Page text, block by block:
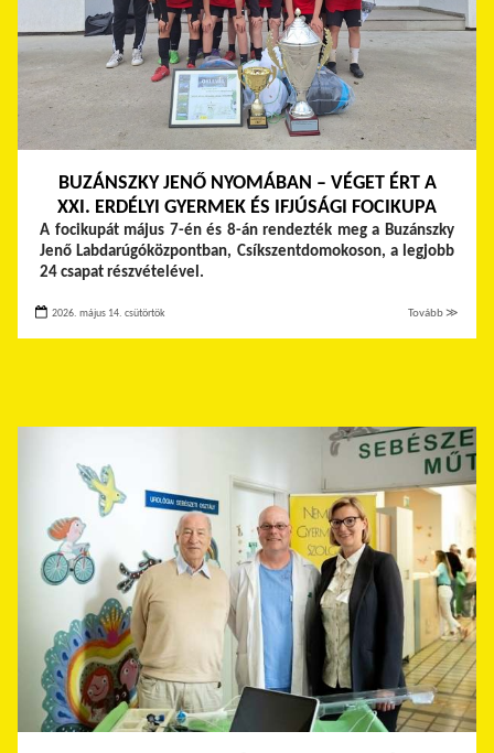
BUZÁNSZKY JENŐ NYOMÁBAN – VÉGET ÉRT A
XXI. ERDÉLYI GYERMEK ÉS IFJÚSÁGI FOCIKUPA
A focikupát május 7-én és 8-án rendezték meg a Buzánszky
Jenő Labdarúgóközpontban, Csíkszentdomokoson, a legjobb
24 csapat részvételével.
2026. május 14. csütörtök Tovább ≫